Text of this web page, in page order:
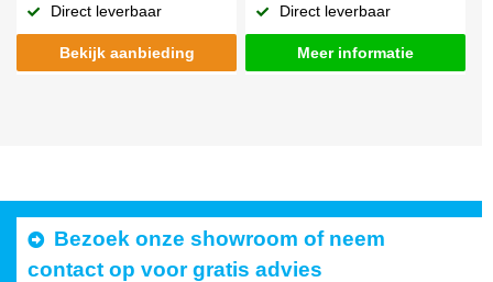
Direct leverbaar
Bekijk aanbieding
Direct leverbaar
Meer informatie
Bezoek onze showroom of neem
contact op voor gratis advies